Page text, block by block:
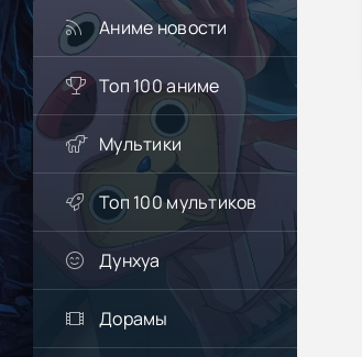
Аниме новости
Топ 100 аниме
Мультики
Топ 100 мультиков
Дунхуа
Дорамы